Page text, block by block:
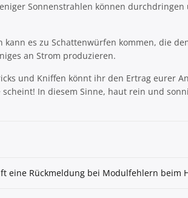
Sonnenstrahlen können durchdringen
es zu Schattenwürfen kommen, die
an Strom produzieren.
und Kniffen könnt ihr den Ertrag eurer
In diesem Sinne, haut rein und
eine Rückmeldung bei Modulfehlern beim